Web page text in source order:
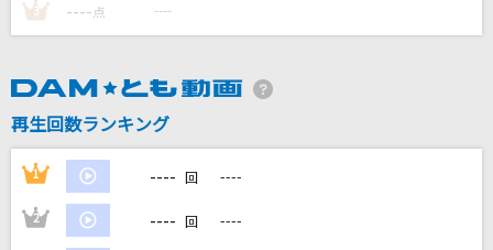
カラオケ最新情報をチェック！
カラオケをもっと楽しもう！
3 ---- 点 ----
再生回数ランキング
1 ---- 回 ----
2 ---- 回 ----